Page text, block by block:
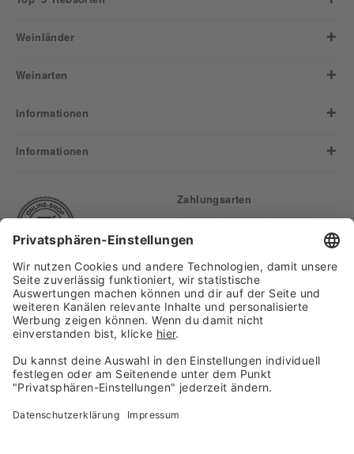
Weinländer
Weinarten
Informationen
Informationen
Versand
Zahlungsarten
Finden Sie uns auf:
Großhandel GmbH